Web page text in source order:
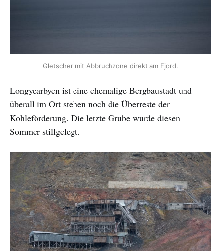
Gletscher mit Abbruchzone direkt am Fjord.
Longyearbyen ist eine ehemalige Bergbaustadt und
überall im Ort stehen noch die Überreste der
Kohleförderung. Die letzte Grube wurde diesen
Sommer stillgelegt.